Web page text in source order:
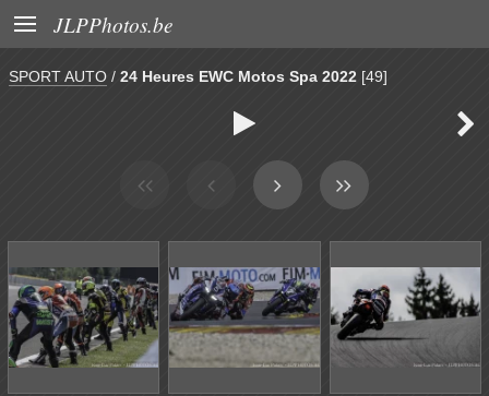
 JLPPhotos.be
SPORT AUTO / 24 Heures EWC Motos Spa 2022 [49]
 